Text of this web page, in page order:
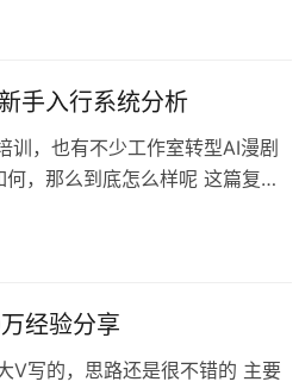
的结果，实在是佩服，做旅游
手入行系统分析
训，也有不少工作室转型AI漫剧
，那么到底怎么样呢 这篇复盘
章时间，是有时效性的，AI行
经验分享
V写的，思路还是很不错的 主要